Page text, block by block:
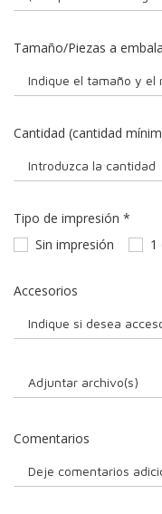
Tamaño/Piezas a
Cantidad (cantidad
Tipo de impresión *
Sin impresión
1
Accesorios
Adjuntar archivo(s)
Comentarios